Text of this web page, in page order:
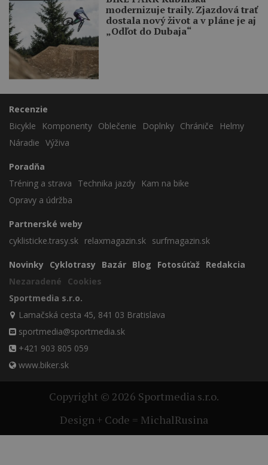
modernizuje traily. Zjazdová trať
dostala nový život a v pláne je aj
„Odľot do Dubaja“
Recenzie
Bicykle
Komponenty Oblečenie Doplnky Chrániče
Helmy
Náradie Výživa
Poradňa
Tréning a strava
Technika jazdy
Kam na bike
Opravy a údržba
Partnerské weby
cyklisticke.trasy.sk relaxmagazin.sk surfmagazin.sk
Novinky Cyklotrasy Bazár Blog Fotosúťaž Redakcia
Nezaradené
Cookies
Sportmedia s.r.o.
Lamačská cesta 45, 841 03 Bratislava
sportmedia@sportmedia.sk
+421 903 805 059
www.biker.sk
Copyright © 2026 Sportmedia s.r.o.
Design + Code = MichalRusina